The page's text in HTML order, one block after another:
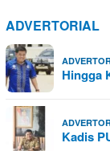
ADVERTORIAL
Hingga
Kadis